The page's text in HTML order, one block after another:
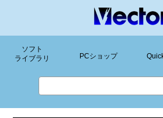
ソフト
ライブラリ
PCショップ